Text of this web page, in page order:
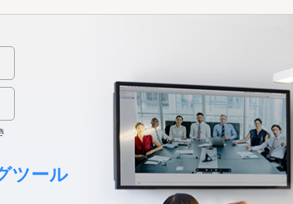
ツール